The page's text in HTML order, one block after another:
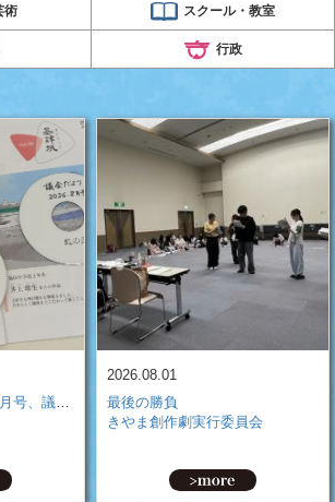
術 スクール・教室
行政
2026.08.01
最後の勝負
きやま創作劇実行委員会